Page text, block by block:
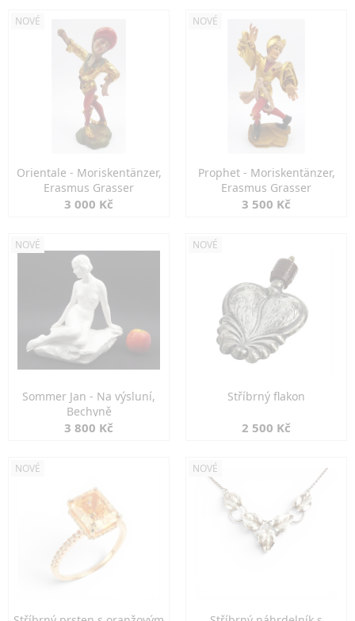
NOVÉ
Orientale - Moriskentänzer,
Erasmus Grasser
3 000 Kč
NOVÉ
Prophet - Moriskentänzer,
Erasmus Grasser
3 500 Kč
NOVÉ
Sommer Jan - Na výsluní,
Bechyně
3 800 Kč
NOVÉ
Stříbrný flakon
2 500 Kč
NOVÉ NOVÉ